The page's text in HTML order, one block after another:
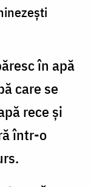
în apă
care se
rece și
într-o